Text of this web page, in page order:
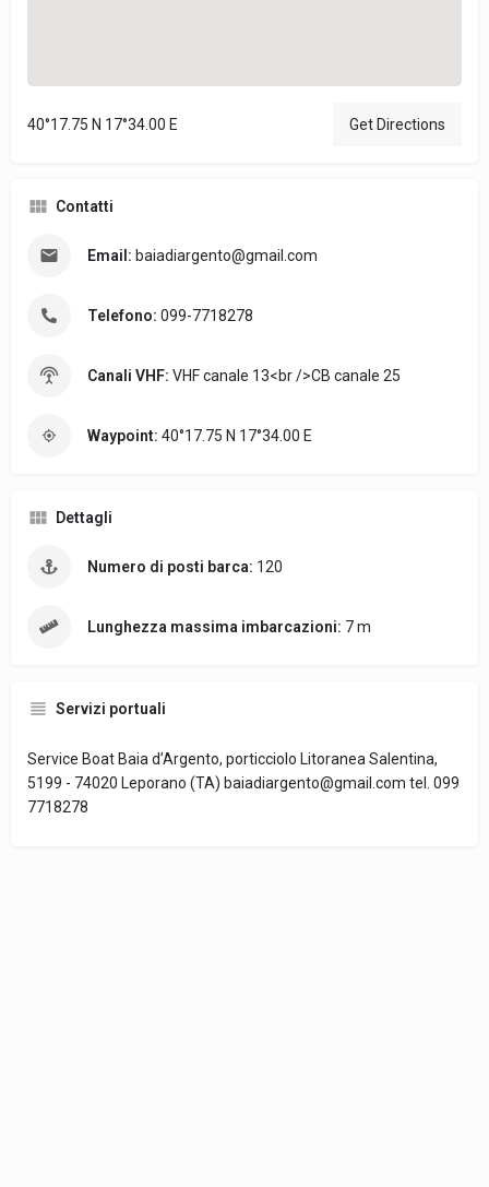
40°17.75 N 17°34.00 E Get Directions
Contatti
Email: baiadiargento@gmail.com
Telefono: 099-7718278
Canali VHF: VHF canale 13<br />CB canale 25
Waypoint: 40°17.75 N 17°34.00 E
Dettagli
Numero di posti barca: 120
Lunghezza massima imbarcazioni: 7 m
Servizi portuali
Service Boat Baia d’Argento, porticciolo Litoranea Salentina,
5199 - 74020 Leporano (TA) baiadiargento@gmail.com tel. 099
7718278